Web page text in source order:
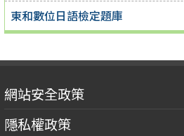
東和數位日語檢定題庫
網站安全政策
隱私權政策